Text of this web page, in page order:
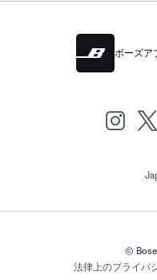
ボーズア
©
法律上のプライバ